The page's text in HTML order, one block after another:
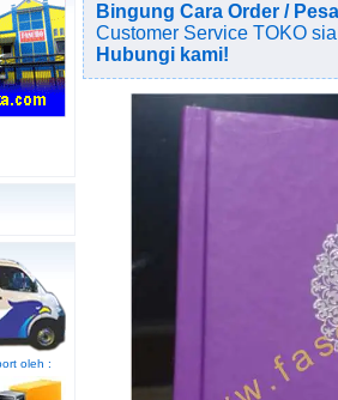
oleh :
Bingung Cara Order /
Customer Service TOKO
Hubungi kami!